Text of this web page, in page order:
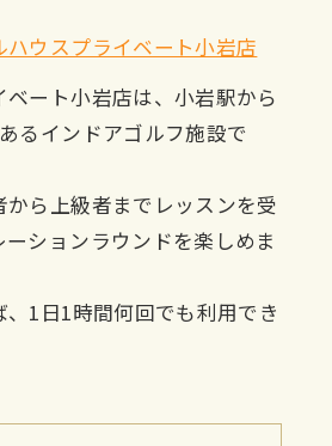
ハウスプライベート小岩店
ート小岩店は、小岩駅から
るインドアゴルフ施設で
ら上級者までレッスンを受
ションラウンドを楽しめま
1日1時間何回でも利用でき